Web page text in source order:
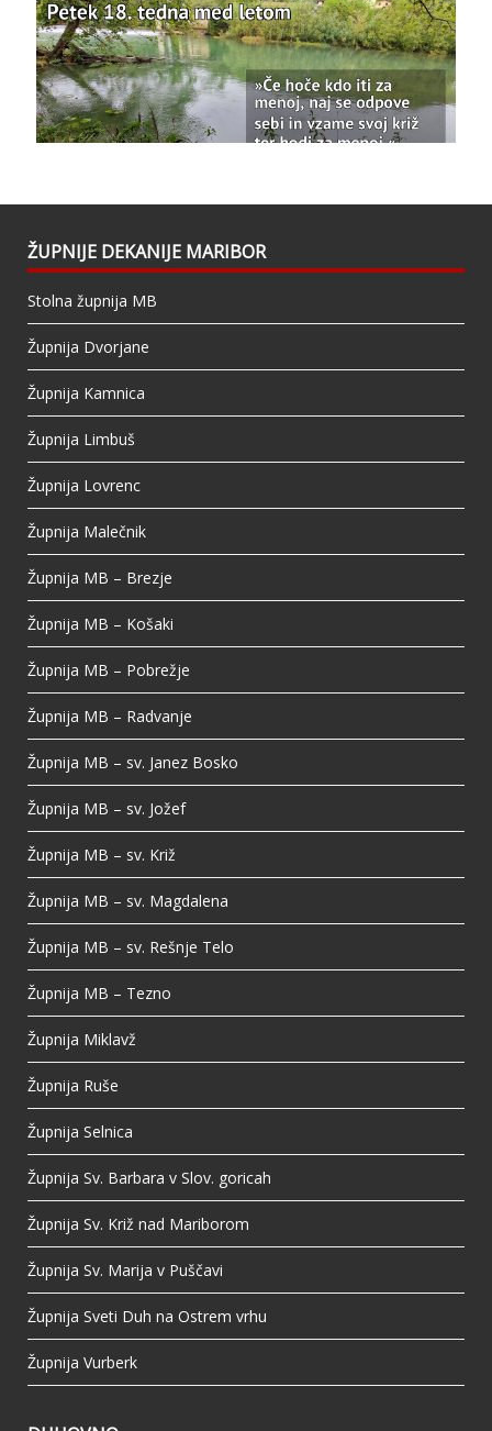
View on Facebook · Share
Bazilika Matere Usmiljenja updated their
status.
1 years ago
When this happens, it's usually because the
people, changed who can see it or it's been
deleted.
View on Facebook
ŽUPNIJE DEKANIJE MARIBOR
Stolna župnija MB
Župnija Dvorjane
Župnija Kamnica
Župnija Limbuš
Župnija Lovrenc
Župnija Malečnik
Župnija MB – Brezje
Župnija MB – Košaki
Župnija MB – Pobrežje
Župnija MB – Radvanje
Župnija MB – sv. Janez Bosko
Župnija MB – sv. Jožef
Župnija MB – sv. Križ
Župnija MB – sv. Magdalena
Župnija MB – sv. Rešnje Telo
Župnija MB – Tezno
Župnija Miklavž
Župnija Ruše
Župnija Selnica
Župnija Sv. Barbara v Slov. goricah
Župnija Sv. Križ nad Mariborom
Župnija Sv. Marija v Puščavi
Župnija Sveti Duh na Ostrem vrhu
Župnija Vurberk